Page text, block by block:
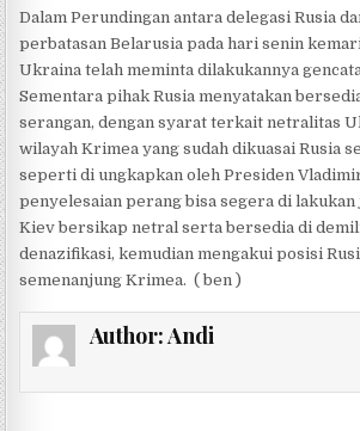
Dalam Perundingan antara delegasi Rusia
perbatasan Belarusia pada hari senin
Ukraina telah meminta dilakukannya
Sementara pihak Rusia menyatakan
serangan, dengan syarat terkait netralitas
wilayah Krimea yang sudah dikuasai Rusia
seperti di ungkapkan oleh Presiden
penyelesaian perang bisa segera di
Kiev bersikap netral serta bersedia di
denazifikasi, kemudian mengakui posisi
semenanjung Krimea. ( ben )
Author:Andi